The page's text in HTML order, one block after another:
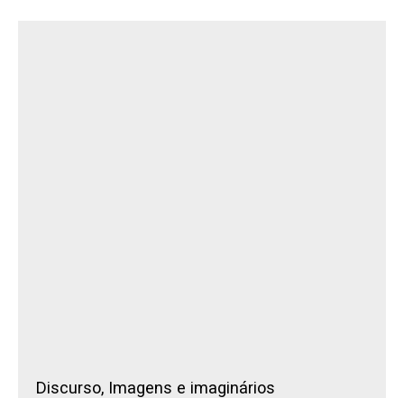
Discurso, Imagens e imaginários